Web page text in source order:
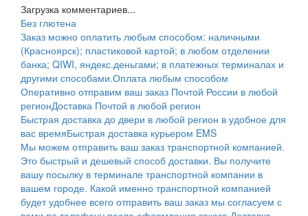
Загрузка комментариев...
Без глютена
Заказ можно оплатить любым способом: наличными
(Красноярск); пластиковой картой; в любом отделении
банка; QIWI, яндекс.деньгами; в платежных терминалах и
другими способами.Оплата любым способом
Оперативно отправим ваш заказ Почтой России в любой
регионДоставка Почтой в любой регион
Быстрая доставка до двери в любой регион в удобное для
вас времяБыстрая доставка курьером EMS
Мы можем отправить ваш заказ транспортной компанией.
Это быстрый и дешевый способ доставки. Вы получите
вашу посылку в терминале транспортной компании в
вашем городе. Какой именно транспортной компанией
будет удобнее всего отправить ваш заказ мы согласуем с